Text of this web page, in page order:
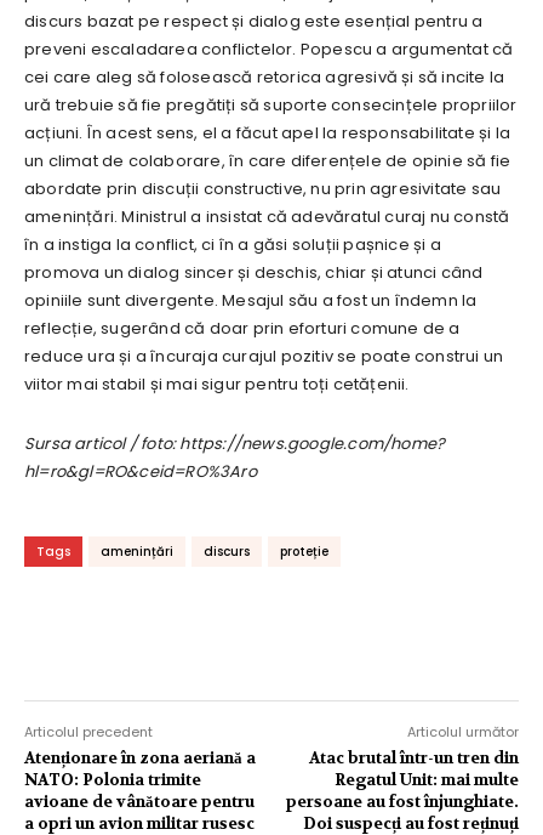
discurs bazat pe respect și dialog este esențial pentru a
preveni escaladarea conflictelor. Popescu a argumentat că
cei care aleg să folosească retorica agresivă și să incite la
ură trebuie să fie pregătiți să suporte consecințele propriilor
acțiuni. În acest sens, el a făcut apel la responsabilitate și la
un climat de colaborare, în care diferențele de opinie să fie
abordate prin discuții constructive, nu prin agresivitate sau
amenințări. Ministrul a insistat că adevăratul curaj nu constă
în a instiga la conflict, ci în a găsi soluții pașnice și a
promova un dialog sincer și deschis, chiar și atunci când
opiniile sunt divergente. Mesajul său a fost un îndemn la
reflecție, sugerând că doar prin eforturi comune de a
reduce ura și a încuraja curajul pozitiv se poate construi un
viitor mai stabil și mai sigur pentru toți cetățenii.
Sursa articol / foto: https://news.google.com/home?
hl=ro&gl=RO&ceid=RO%3Aro
Tags amenințări discurs proteție
Articolul precedent
Atenționare în zona aeriană a
NATO: Polonia trimite
avioane de vânătoare pentru
a opri un avion militar rusesc
Articolul următor
Atac brutal într-un tren din
Regatul Unit: mai multe
persoane au fost înjunghiate.
Doi suspecți au fost reținuți